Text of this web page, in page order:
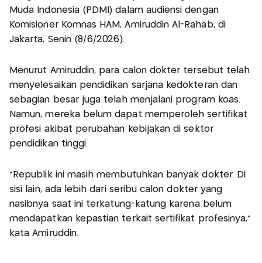
Muda Indonesia (PDMI) dalam audiensi dengan
Komisioner Komnas HAM, Amiruddin Al-Rahab, di
Jakarta, Senin (8/6/2026).
Menurut Amiruddin, para calon dokter tersebut telah
menyelesaikan pendidikan sarjana kedokteran dan
sebagian besar juga telah menjalani program koas.
Namun, mereka belum dapat memperoleh sertifikat
profesi akibat perubahan kebijakan di sektor
pendidikan tinggi.
"Republik ini masih membutuhkan banyak dokter. Di
sisi lain, ada lebih dari seribu calon dokter yang
nasibnya saat ini terkatung-katung karena belum
mendapatkan kepastian terkait sertifikat profesinya,"
kata Amiruddin.